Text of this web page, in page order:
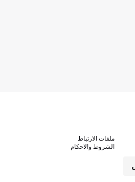
ملفات الارتباط
الشروط والاحكام